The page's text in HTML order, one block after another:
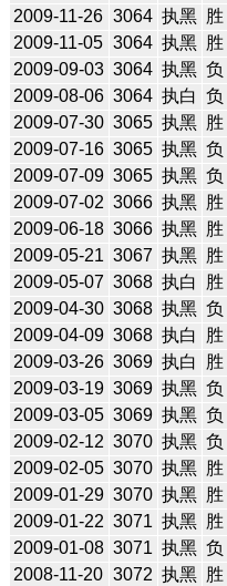
2009-11-26 3064 执黑 胜
2009-11-05 3064 执黑 胜
2009-09-03 3064 执黑 负
2009-08-06 3064 执白 负
2009-07-30 3065 执黑 胜
2009-07-16 3065 执黑 负
2009-07-09 3065 执黑 负
2009-07-02 3066 执黑 胜
2009-06-18 3066 执黑 胜
2009-05-21 3067 执黑 胜
2009-05-07 3068 执白 胜
2009-04-30 3068 执黑 负
2009-04-09 3068 执白 胜
2009-03-26 3069 执白 胜
2009-03-19 3069 执黑 负
2009-03-05 3069 执黑 负
2009-02-12 3070 执黑 负
2009-02-05 3070 执黑 胜
2009-01-29 3070 执黑 胜
2009-01-22 3071 执黑 胜
2009-01-08 3071 执黑 负
2008-11-20 3072 执黑 胜